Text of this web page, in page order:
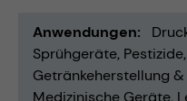
Anwendungen
Sprühgeräte Pestizide
Getränkeherstellung
Medizinische Geräte